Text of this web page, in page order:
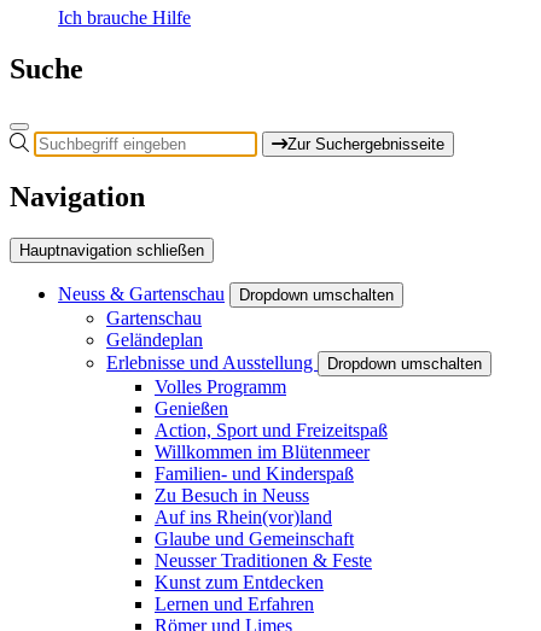
Ich brauche Hilfe
Suche
Zur Suchergebnisseite
Navigation
Hauptnavigation schließen
Neuss & Gartenschau Dropdown umschalten
Gartenschau
Geländeplan
Erlebnisse und Ausstellung
Dropdown umschalten
Volles Programm
Genießen
Action, Sport und Freizeitspaß
Willkommen im Blütenmeer
Familien- und Kinderspaß
Zu Besuch in Neuss
Auf ins Rhein(vor)land
Glaube und Gemeinschaft
Neusser Traditionen & Feste
Kunst zum Entdecken
Lernen und Erfahren
Römer und Limes